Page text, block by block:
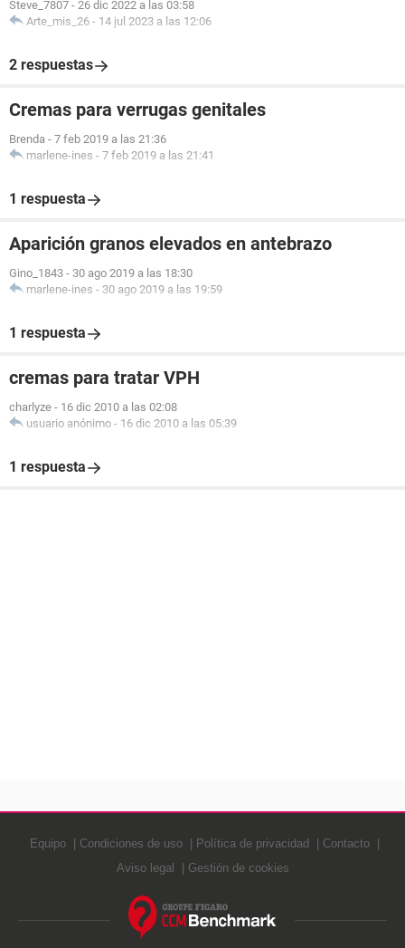
Steve_7807 - 26 dic 2022 a las 03:58
Arte_mis_26 - 14 jul 2023 a las 12:06
2 respuestas
Cremas para verrugas genitales
Brenda - 7 feb 2019 a las 21:36
marlene-ines - 7 feb 2019 a las 21:41
1 respuesta
Aparición granos elevados en antebrazo
Gino_1843 - 30 ago 2019 a las 18:30
marlene-ines - 30 ago 2019 a las 19:59
1 respuesta
cremas para tratar VPH
charlyze - 16 dic 2010 a las 02:08
usuario anónimo - 16 dic 2010 a las 05:39
1 respuesta
Equipo Condiciones de uso Política de privacidad
Contacto
Aviso legal
Gestión de cookies